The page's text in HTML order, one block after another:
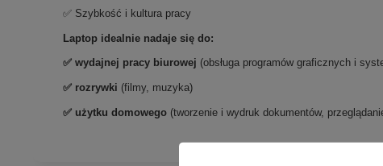
✅ Szybkość i kultura pracy
Laptop idealnie nadaje się do:
✅ wydajnej pracy biurowej (obsługa programów graficznych i
✅ rozrywki (filmy, muzyka)
✅ użytku domowego (tworzenie i wydruk dokumentów,